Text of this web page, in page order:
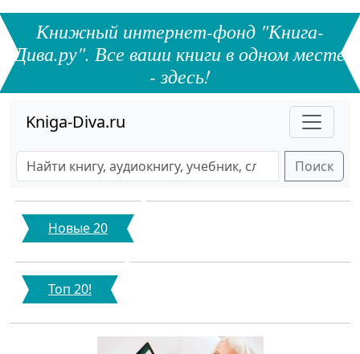
Книжный интернет-фонд "Книга-
Дива.ру". Все ваши книги в одном месте
- здесь!
Kniga-Diva.ru
Поиск
Новые 20
Топ 20!